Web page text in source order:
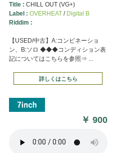
Title : CHILL OUT (VG+)
Label : OVERHEAT/ Digital B
Riddim :
【USED/中古】A:コンビネーショ
ン、B:ソロ ◆◆◆コンディション表
記についてはこちらを参照⇒ ...
詳しくはこちら
￥900